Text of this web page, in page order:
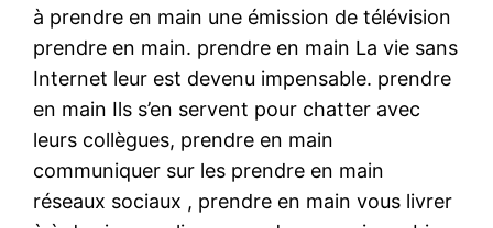
à prendre en main une émission de télévision
prendre en main. prendre en main La vie sans
Internet leur est devenu impensable. prendre
en main Ils s’en servent pour chatter avec
leurs collègues, prendre en main
communiquer sur les prendre en main
réseaux sociaux , prendre en main vous livrer